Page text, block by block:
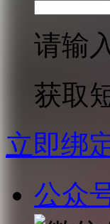
请输
获取
立即绑
公众